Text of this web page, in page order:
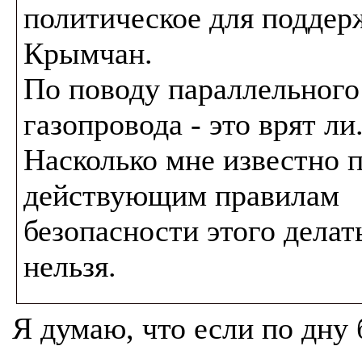
политическое для
Крымчан.
По поводу параллельного
газопровода - это врят
Насколько мне известно
действующим правилам
безопасности этого
нельзя.
Я думаю, что если по дну